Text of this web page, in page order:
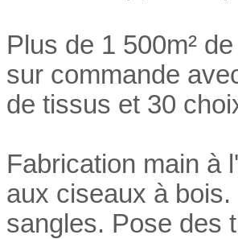
Plus de 1 500m²
sur commande
de tissus et 30
Fabrication main à
aux ciseaux à
sangles. Pose des